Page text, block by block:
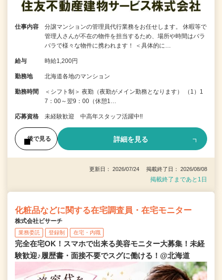
仕事内容
分譲マンションの管理員代行業務をお任せします。 休暇等で
管理人さんが不在の物件を担当するため、場所や時間はバラ
バラで様々な物件に携われます！ ＜具体的に…
給与 時給1,200円
勤務地 北海道各地のマンション
勤務時間
＜シフト制＞ 夜勤（夜勤がメイン勤務となります） （1）1
7：00～翌9：00（休憩1…
応募資格 未経験歓迎 中高年スタッフ活躍中!!
後で見る 詳細を見る
更新日： 2026/07/24 掲載終了日： 2026/08/08
掲載終了まであと1日
化粧品などに関する在宅調査員・在宅モニター
株式会社ビサーチ
業務委託 登録制 在宅・内職
完全在宅OK！スマホで出来る美容モニター大募集！未経
験歓迎♪履歴書・面接不要でスグに働ける！@北海道